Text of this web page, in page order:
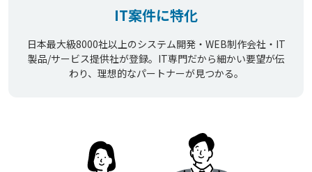
IT案件に特化
日本最大級8000社以上のシステム開発・WEB制作会社・IT
製品/サービス提供社が登録。IT専門だから細かい要望が伝
わり、理想的なパートナーが見つかる。